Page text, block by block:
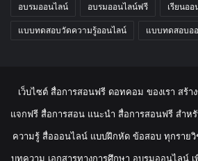
อบรมออนไลน์ อบรมออนไลน์ฟรี เรียนออ
แบบทดสอบวัดความรู้ออนไลน์ แบบทดสอบอ
เว็บไซต์ สื่อการสอนฟรี ดอทคอม ของเรา สร้า
แจกฟรี สื่อการสอน แนะนำ สื่อการสอนฟรี สำห
ความรู้ สื่อออนไลน์ แบบฝึกหัด ข้อสอบ ทุกรายวิ
บทความ เอกสารทางการศึกษา อบรมออนไลน์